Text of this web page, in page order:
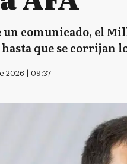
un comunicado, el
que se corrijan
2026 | 09:37